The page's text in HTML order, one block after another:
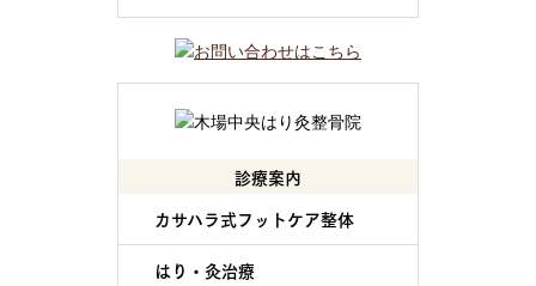
診療案内
カサハラ式フットケア整体
はり・灸治療